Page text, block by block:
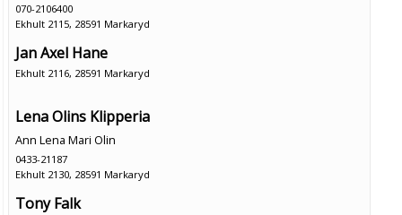
070-2106400
Ekhult 2115, 28591 Markaryd
Jan Axel Hane
Ekhult 2116, 28591 Markaryd
Lena Olins Klipperia
Ann Lena Mari Olin
0433-21187
Ekhult 2130, 28591 Markaryd
Tony Falk